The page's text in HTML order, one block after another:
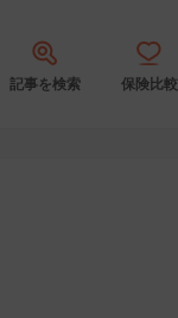
記事を検索 保険比較